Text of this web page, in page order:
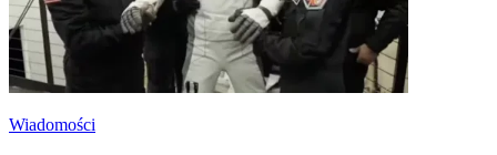
Wiadomości